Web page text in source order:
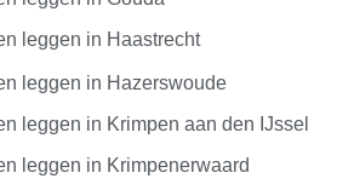
leggen in Haastrecht
leggen in Hazerswoude
leggen in Krimpen aan den IJssel
leggen in Krimpenerwaard